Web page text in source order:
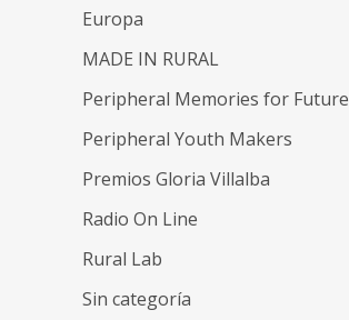
Europa
MADE IN RURAL
Peripheral Memories for Future
Peripheral Youth Makers
Premios Gloria Villalba
Radio On Line
Rural Lab
Sin categoría